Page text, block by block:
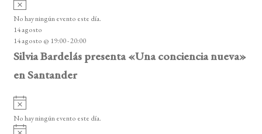
o
v
i
s
o
No hay ningún evento este día.
14 agosto
14 agosto @ 19:00-20:00
Silvia Bardelás presenta «Una conciencia nueva»
en Santander
A
v
i
No hay ningún evento este día.
A